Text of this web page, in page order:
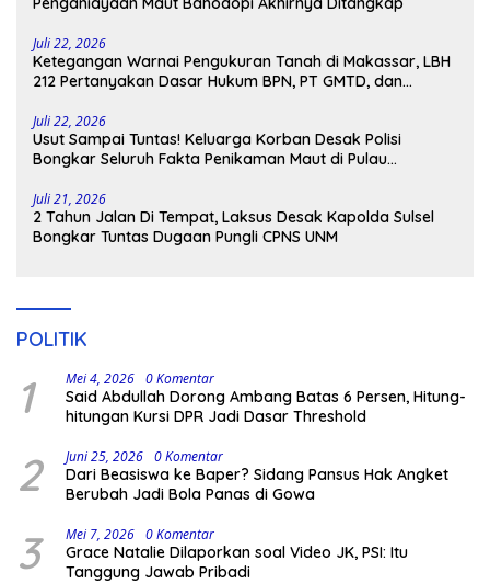
Juli 22, 2026
Ketegangan Warnai Pengukuran Tanah di Makassar, LBH
212 Pertanyakan Dasar Hukum BPN, PT GMTD, dan
Juli 22, 2026
Usut Sampai Tuntas! Keluarga Korban Desak Polisi
Bongkar Seluruh Fakta Penikaman Maut di Pulau
Juli 21, 2026
2 Tahun Jalan Di Tempat, Laksus Desak Kapolda Sulsel
Bongkar Tuntas Dugaan Pungli CPNS UNM
POLITIK
1 Mei 4, 2026 0 Komentar
Said Abdullah Dorong Ambang Batas 6 Persen, Hitung-
hitungan Kursi DPR Jadi Dasar Threshold
2 Juni 25, 2026 0 Komentar
Dari Beasiswa ke Baper? Sidang Pansus Hak Angket
Berubah Jadi Bola Panas di Gowa
3 Mei 7, 2026 0 Komentar
Grace Natalie Dilaporkan soal Video JK, PSI: Itu
Tanggung Jawab Pribadi